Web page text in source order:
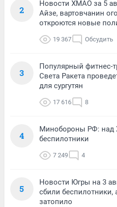
2
Новости ХМАО за 5
Айзе, вартовчанин
откроются новые
19 367 Обсудить
3
Популярный фитнес-
Света Ракета
для сургутян
17 616 8
4
Минобороны РФ: над
беспилотники
7 249 4
5
Новости Югры на 3
сбили беспилотники,
затопило